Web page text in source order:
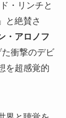
・リンチと
と絶賛さ
・アロノフ
衝撃のデビ
を超感覚的